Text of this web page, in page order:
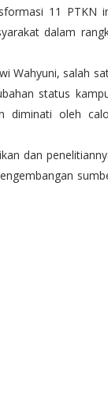
11 PTKN
dalam
Wahyuni, salah
status
diminati oleh
dan